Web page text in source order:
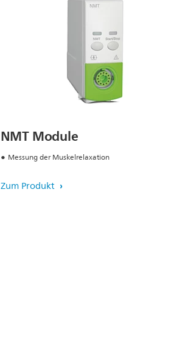
NMT Module
Messung der Muskelrelaxation
Zum Produkt